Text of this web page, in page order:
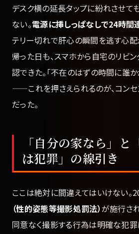
デスク横の延長タップに紛れさせて
ない。電源に挿しっぱなしで24時間
テリー切れで肝心の瞬間を逃す心
帰った日も、スマホから自宅のリビ
認できた。「不在のはずの時間に誰
——これを押さえられるのが、コン
だった。
「自分の家なら」と
は犯罪」の線引き
ここは絶対に間違えてはいけない。
（性的姿態等撮影処罰法）が施行さ
同意なく撮影する行為は明確な犯罪